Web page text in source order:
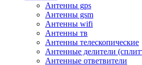
Антенны gps
Антенны gsm
Антенны wifi
Антенны тв
Антенны телескопические
Антенные делители
Антенные ответвители